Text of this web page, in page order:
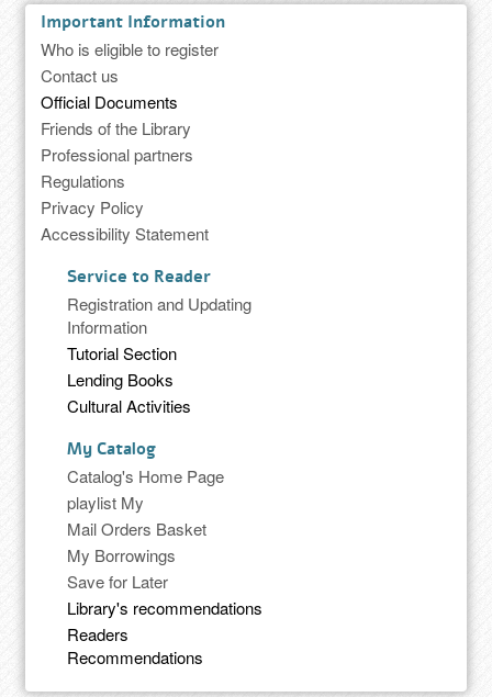
Important Information
Who is eligible to register
Contact us
Official Documents
Friends of the Library
Professional partners
Regulations
Privacy Policy
Accessibility Statement
Service to Reader
Registration and Updating
Information
Tutorial Section
Lending Books
Cultural Activities
My Catalog
Catalog's Home Page
playlist My
Mail Orders Basket
My Borrowings
Save for Later
Library's recommendations
Readers
Recommendations